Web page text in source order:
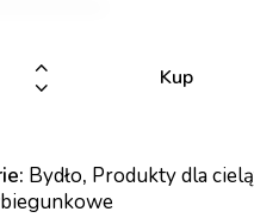
Kup
Bydło, Produkty dla